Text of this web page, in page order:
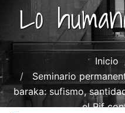
Lo
Inicio
Seminario
baraka: sufismo,
el Rif